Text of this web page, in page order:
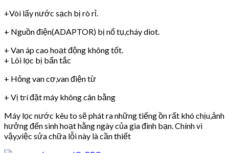
+Vòi lấy nước sạch bị rò rỉ.
+ Nguồn điện(ADAPTOR) bị nổ tụ,cháy diot.
+ Van áp cao hoạt động không tốt.
+ Lõi lọc bị bẩn tắc
+ Hỏng van cơ,van điện từ
+ Vị trí đặt máy không cân bằng
Máy lọc nước kêu to sẽ phát ra những tiếng ồn rất khó chịu,ảnh
hưởng đến sinh hoạt hằng ngày của gia đình bạn. Chính vì
vậy,việc sửa chữa lỗi này là cần thiết